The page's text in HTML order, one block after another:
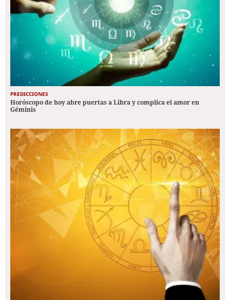
PREDICCIONES
Horóscopo de hoy abre puertas a Libra y complica el amor en
Géminis